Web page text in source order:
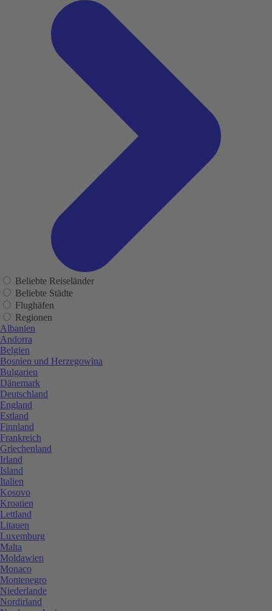
Beliebte Reiseländer
Beliebte Städte
Flughäfen
Regionen
Albanien
Andorra
Belgien
Bosnien und Herzegowina
Bulgarien
Dänemark
Deutschland
England
Estland
Finnland
Frankreich
Griechenland
Irland
Island
Italien
Kosovo
Kroatien
Lettland
Litauen
Luxemburg
Malta
Moldawien
Monaco
Montenegro
Niederlande
Nordirland